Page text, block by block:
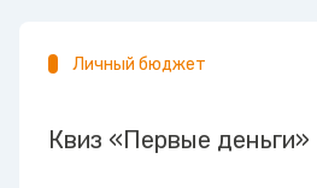
Личный бюджет
Квиз «Первые деньги»